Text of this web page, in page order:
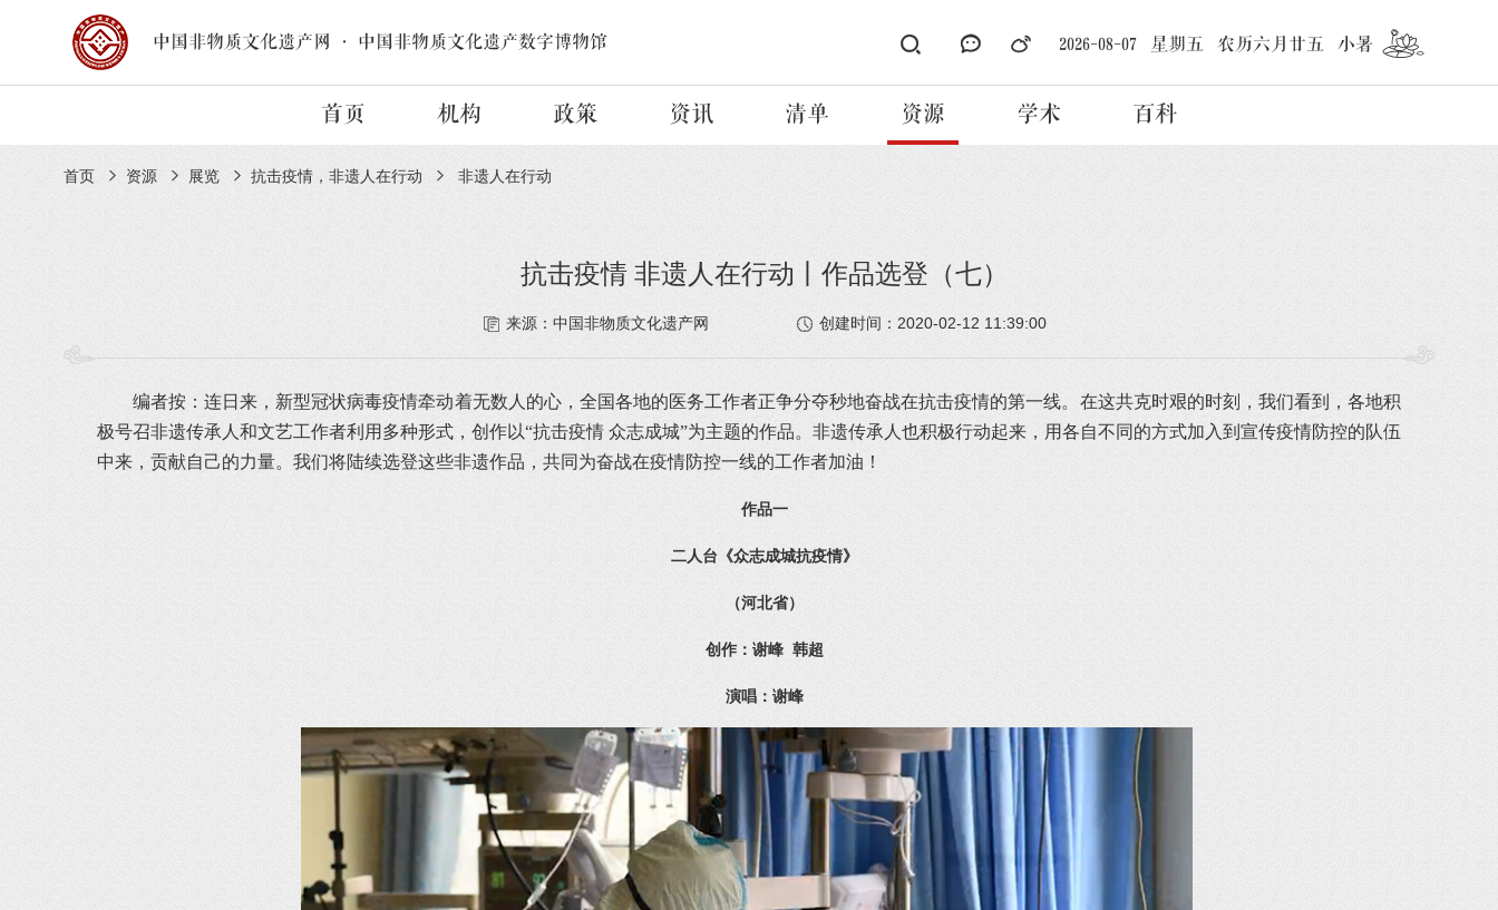
中国非物质文化遗产网 · 中国非物质文化遗产数字博物馆 2026-08-07 星期五 农历六月廿五 小暑
首页 机构 政策 资讯 清单 资源 学术 百科
首页 资源 展览 抗击疫情，非遗人在行动 非遗人在行动
抗击疫情 非遗人在行动丨作品选登（七）
来源：中国非物质文化遗产网 创建时间： 2020-02-12 11:39:00
编者按：连日来，新型冠状病毒疫情牵动着无数人的心，全国各地的医务工作者正争分夺秒地奋战在抗击疫情的第一线。在这共克时艰的时刻，我们看到，各地积
极号召非遗传承人和文艺工作者利用多种形式，创作以“抗击疫情 众志成城”为主题的作品。非遗传承人也积极行动起来，用各自不同的方式加入到宣传疫情防控的队伍
中来，贡献自己的力量。我们将陆续选登这些非遗作品，共同为奋战在疫情防控一线的工作者加油！
作品一
二人台《众志成城抗疫情》
（河北省）
创作：谢峰 韩超
演唱：谢峰